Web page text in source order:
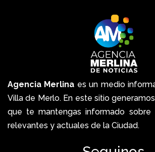
Agencia Merlina es un medio
Villa de Merlo. En este sitio
que te mantengas informado sobre
relevantes y actuales de la Ciudad.